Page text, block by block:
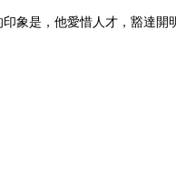
象是，他愛惜人才，豁達開